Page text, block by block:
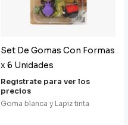
Set De Gomas Con Formas
x 6 Unidades
Registrate para ver los
precios
Goma blanca y Lapiz tinta